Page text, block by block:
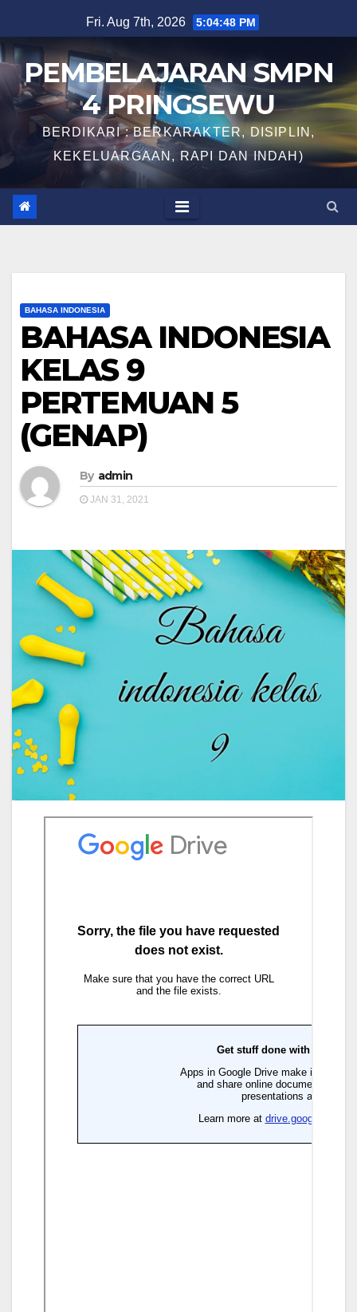
to
content
Fri. Aug 7th, 2026 5:04:49 PM
PEMBELAJARAN SMPN
4 PRINGSEWU
BERDIKARI : BERKARAKTER, DISIPLIN,
KEKELUARGAAN, RAPI DAN INDAH)
BAHASA INDONESIA
BAHASA INDONESIA
KELAS 9
PERTEMUAN 5
(GENAP)
By admin
JAN 31, 2021